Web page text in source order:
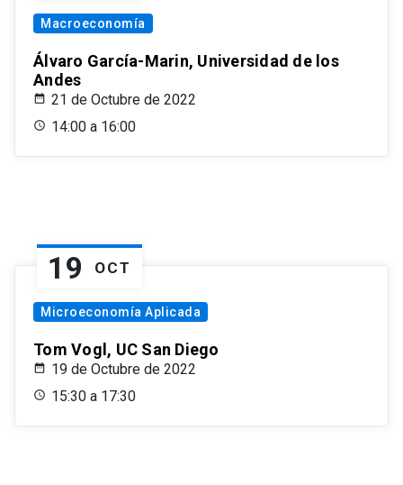
Macroeconomía
Álvaro García-Marin, Universidad de los
Andes
21 de Octubre de 2022
14:00 a 16:00
19 OCT
Microeconomía Aplicada
Tom Vogl, UC San Diego
19 de Octubre de 2022
15:30 a 17:30